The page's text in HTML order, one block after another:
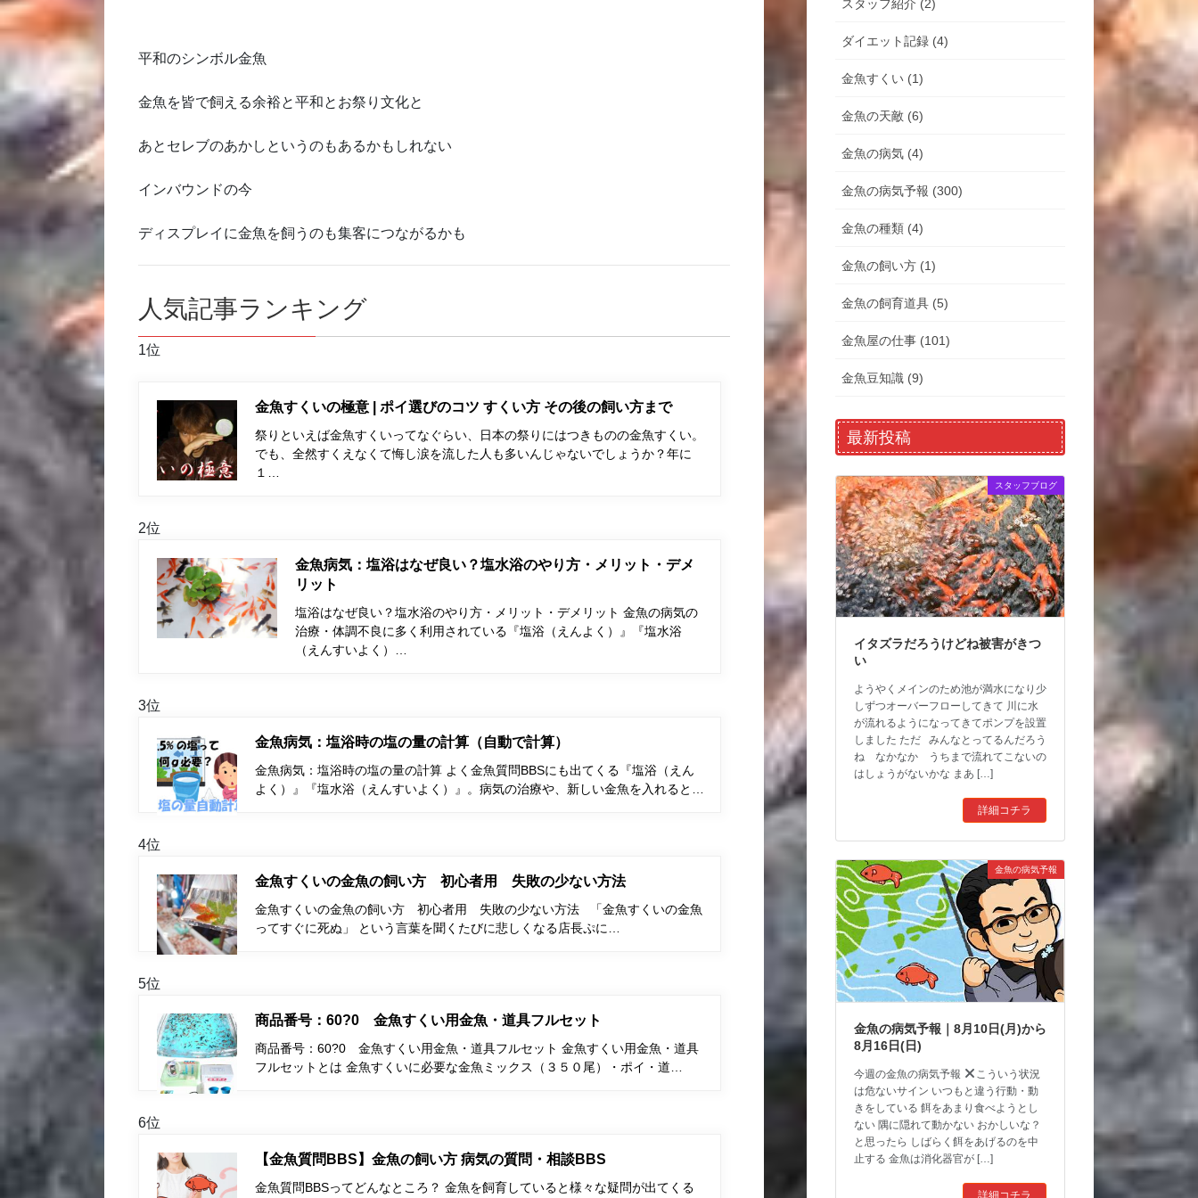
平和のシンボル金魚
金魚を皆で飼える余裕と平和とお祭り文化と
あとセレブのあかしというのもあるかもしれない
インバウンドの今
ディスプレイに金魚を飼うのも集客につながるかも
人気記事ランキング
1位
金魚すくいの極意 | ポイ選びのコツ すくい方 その後の飼い方まで
祭りといえば金魚すくいってなぐらい、日本の祭りにはつきものの金魚すくい。
でも、全然すくえなくて悔し涙を流した人も多いんじゃないでしょうか？年に
１…
2位
金魚病気：塩浴はなぜ良い？塩水浴のやり方・メリット・デメ
リット
塩浴はなぜ良い？塩水浴のやり方・メリット・デメリット 金魚の病気の
治療・体調不良に多く利用されている『塩浴（えんよく）』『塩水浴
（えんすいよく）…
3位
金魚病気：塩浴時の塩の量の計算（自動で計算）
金魚病気：塩浴時の塩の量の計算 よく金魚質問BBSにも出てくる『塩浴（えん
よく）』『塩水浴（えんすいよく）』。病気の治療や、新しい金魚を入れると…
4位
金魚すくいの金魚の飼い方 初心者用 失敗の少ない方法
金魚すくいの金魚の飼い方 初心者用 失敗の少ない方法 「金魚すくいの金魚
ってすぐに死ぬ」 という言葉を聞くたびに悲しくなる店長ぷに…
5位
商品番号：60?0 金魚すくい用金魚・道具フルセット
商品番号：60?0 金魚すくい用金魚・道具フルセット 金魚すくい用金魚・道具
フルセットとは 金魚すくいに必要な金魚ミックス（３５０尾）・ポイ・道…
6位
【金魚質問BBS】金魚の飼い方 病気の質問・相談BBS
金魚質問BBSってどんなところ？ 金魚を飼育していると様々な疑問が出てくる
スタッフ紹介 (2)
ダイエット記録 (4)
金魚すくい (1)
金魚の天敵 (6)
金魚の病気 (4)
金魚の病気予報 (300)
金魚の種類 (4)
金魚の飼い方 (1)
金魚の飼育道具 (5)
金魚屋の仕事 (101)
金魚豆知識 (9)
最新投稿
スタッフブログ
イタズラだろうけどね被害がきつ
い
ようやくメインのため池が満水になり少
しずつオーバーフローしてきて 川に水
が流れるようになってきてポンプを設置
しました ただ みんなとってるんだろう
ね なかなか うちまで流れてこないの
はしょうがないかな まあ […]
詳細コチラ
金魚の病気予報
金魚の病気予報｜8月10日(月)から
8月16日(日)
今週の金魚の病気予報
こういう状況
は危ないサイン いつもと違う行動・動
きをしている 餌をあまり食べようとし
ない 隅に隠れて動かない おかしいな？
と思ったら しばらく餌をあげるのを中
止する 金魚は消化器官が […]
詳細コチラ